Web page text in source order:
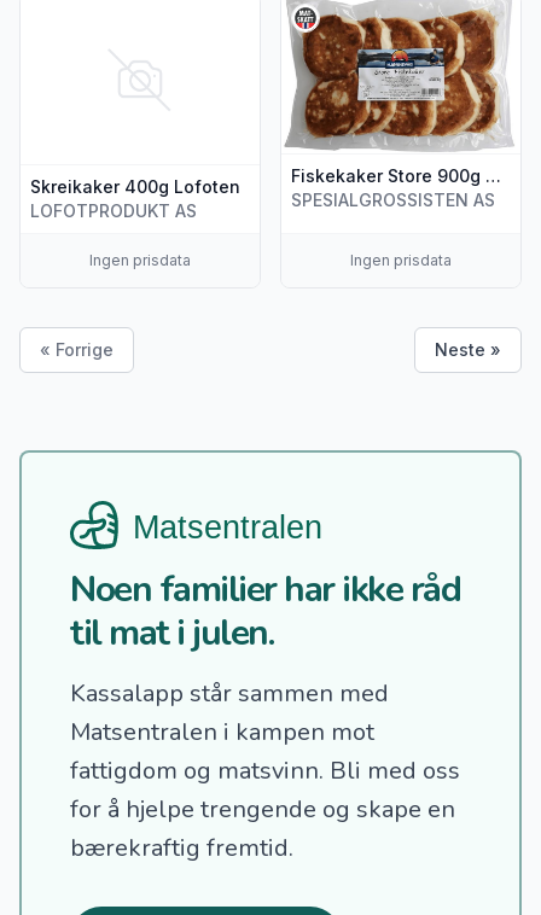
Skreikaker 400g Lofoten
LOFOTPRODUKT AS
Ingen prisdata
Vis flere detaljer for produktet "Skreikaker 400g Lofoten"
Fiskekaker Store 900g Hjønnevåg
SPESIALGROSSISTEN AS
Ingen prisdata
Vis flere detaljer for
« Forrige Neste »
Noen familier har ikke råd
til mat i julen.
Kassalapp står sammen med
Matsentralen i kampen mot
fattigdom og matsvinn. Bli med oss
for å hjelpe trengende og skape en
bærekraftig fremtid.